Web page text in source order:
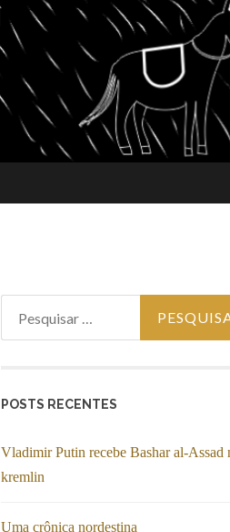
POSTS RECENTES
Vladimir Putin recebe Bashar al-Assad
kremlin
Uma crônica nordestina